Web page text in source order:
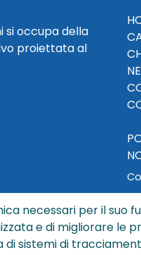
si occupa della
proiettata al
© Copyright 2024
Sisters S.r.l. - R.I. BO -
necessari per il suo
e di migliorare le
di sistemi di